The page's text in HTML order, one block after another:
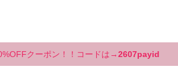
クーポン！！コードは→2607payid